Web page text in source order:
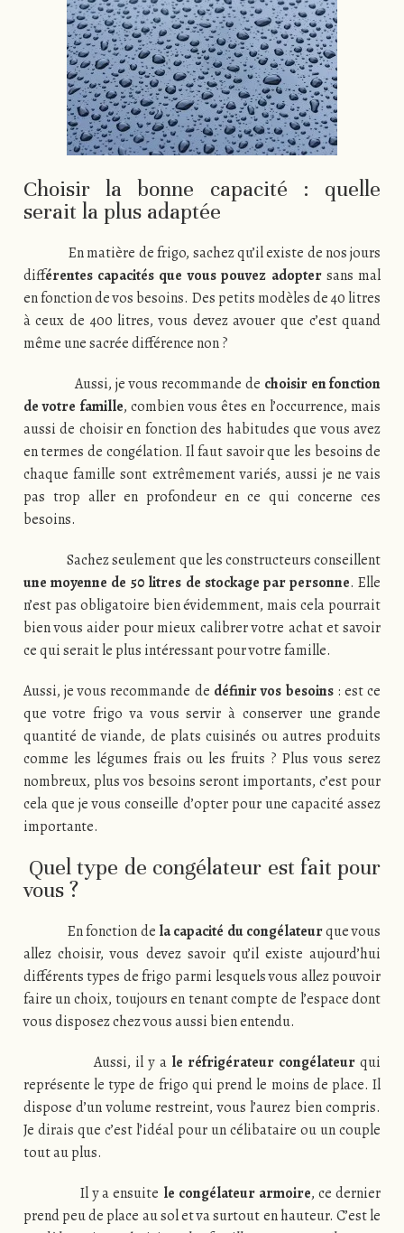
Choisir la bonne capacité : quelle
serait la plus adaptée
En matière de frigo, sachez qu’il existe de nos jours
différentes capacités que vous pouvez adoptersans mal
en fonction de vos besoins. Des petits modèles de 40 litres
à ceux de 400 litres, vous devez avouer que c’est quand
même une sacrée différence non ?
Aussi, je vous recommande de choisir en fonction
de votre famille, combien vous êtes en l’occurrence, mais
aussi de choisir en fonction des habitudes que vous avez
en termes de congélation. Il faut savoir que les besoins de
chaque famille sont extrêmement variés, aussi je ne vais
pas trop aller en profondeur en ce qui concerne ces
besoins.
Sachez seulement que les constructeurs conseillent
une moyenne de 50 litres de stockage par personne. Elle
n’est pas obligatoire bien évidemment, mais cela pourrait
bien vous aider pour mieux calibrer votre achat et savoir
ce qui serait le plus intéressant pour votre famille.
Aussi, je vous recommande de définir vos besoins: est ce
que votre frigo va vous servir à conserver une grande
quantité de viande, de plats cuisinés ou autres produits
comme les légumes frais ou les fruits ? Plus vous serez
nombreux, plus vos besoins seront importants, c’est pour
cela que je vous conseille d’opter pour une capacité assez
importante.
Quel type de congélateur est fait pour
vous ?
En fonction de la capacité du congélateurque vous
allez choisir, vous devez savoir qu’il existe aujourd’hui
différents types de frigo parmi lesquels vous allez pouvoir
faire un choix, toujours en tenant compte de l’espace dont
vous disposez chez vous aussi bien entendu.
Aussi, il y a le réfrigérateur congélateur qui
représente le type de frigo qui prend le moins de place. Il
dispose d’un volume restreint, vous l’aurez bien compris.
Je dirais que c’est l’idéal pour un célibataire ou un couple
tout au plus.
Il y a ensuite le congélateur armoire, ce dernier
prend peu de place au sol et va surtout en hauteur. C’est le